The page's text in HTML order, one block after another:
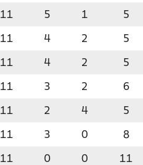
11 5 1 5
11 4 2 5
11 4 2 5
11 3 2 6
11 2 4 5
11 3 0 8
11 0 0 11